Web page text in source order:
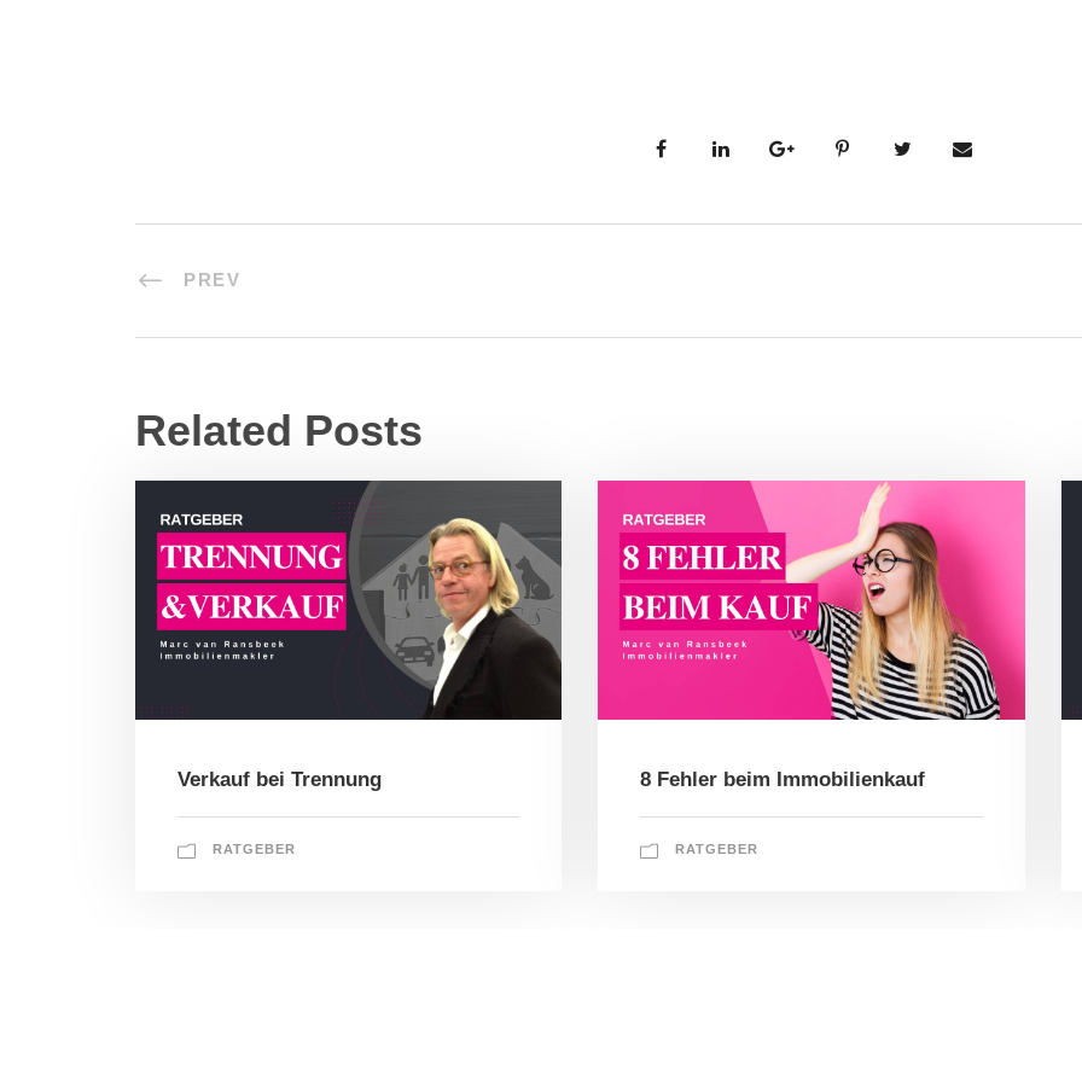
PREV
Related Posts
Verkauf bei Trennung
RATGEBER
8 Fehler beim Immobilienkauf
RATGEBER